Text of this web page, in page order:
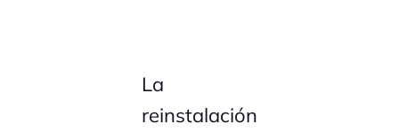
La
reinstalación